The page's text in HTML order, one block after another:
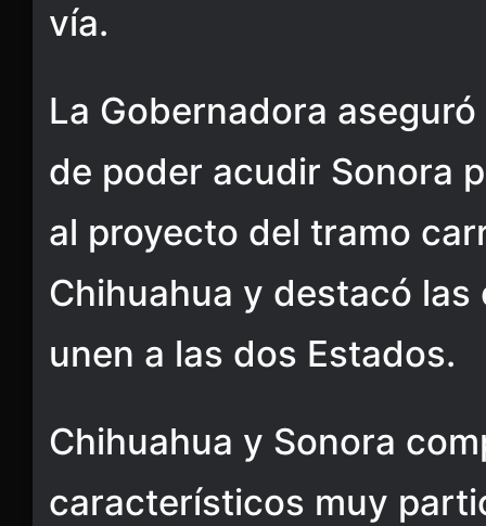
vía.
La Gobernadora
de poder acudir Sonora
al proyecto del tramo
Chihuahua y destacó
unen a las dos Estados.
Chihuahua y Sonora
característicos muy